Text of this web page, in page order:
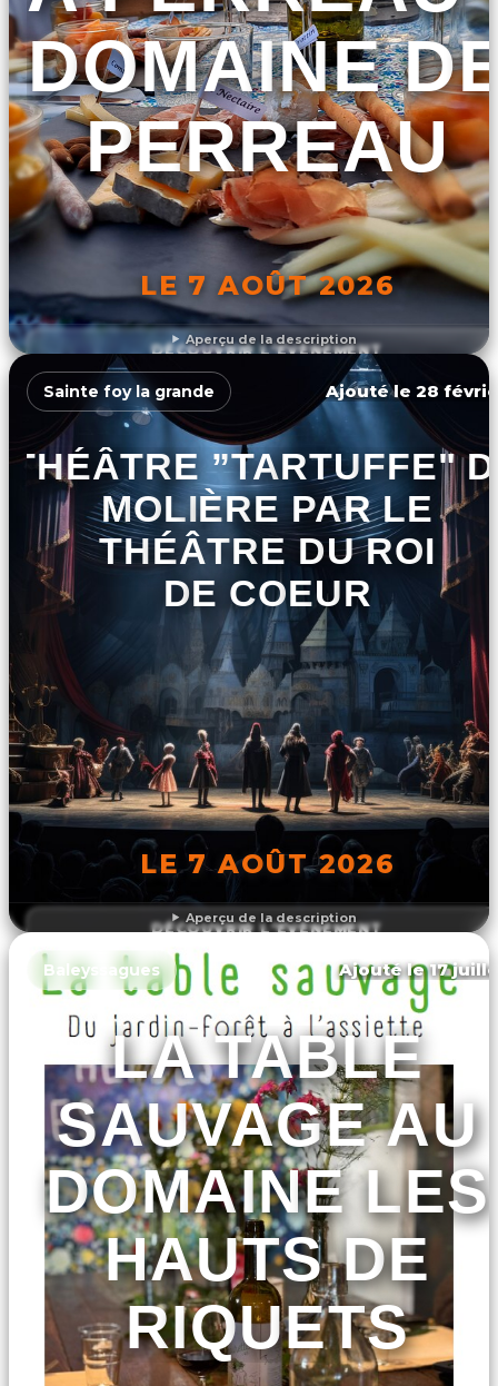
Aperçu de la description
DOMAINE
PERREAU
LE 7 AOÛT 2026
DÉCOUVRIR L'ÉVÉNEMENT
Aperçu de la description
Sainte foy la grande Ajouté le 28
THÉÂTRE ”TARTUFFE"
MOLIÈRE PAR LE
THÉÂTRE DU ROI
DE COEUR
LE 7 AOÛT 2026
DÉCOUVRIR L'ÉVÉNEMENT
Baleyssagues Ajouté le 17
LA TABLE
SAUVAGE AU
DOMAINE LES
HAUTS DE
RIQUETS